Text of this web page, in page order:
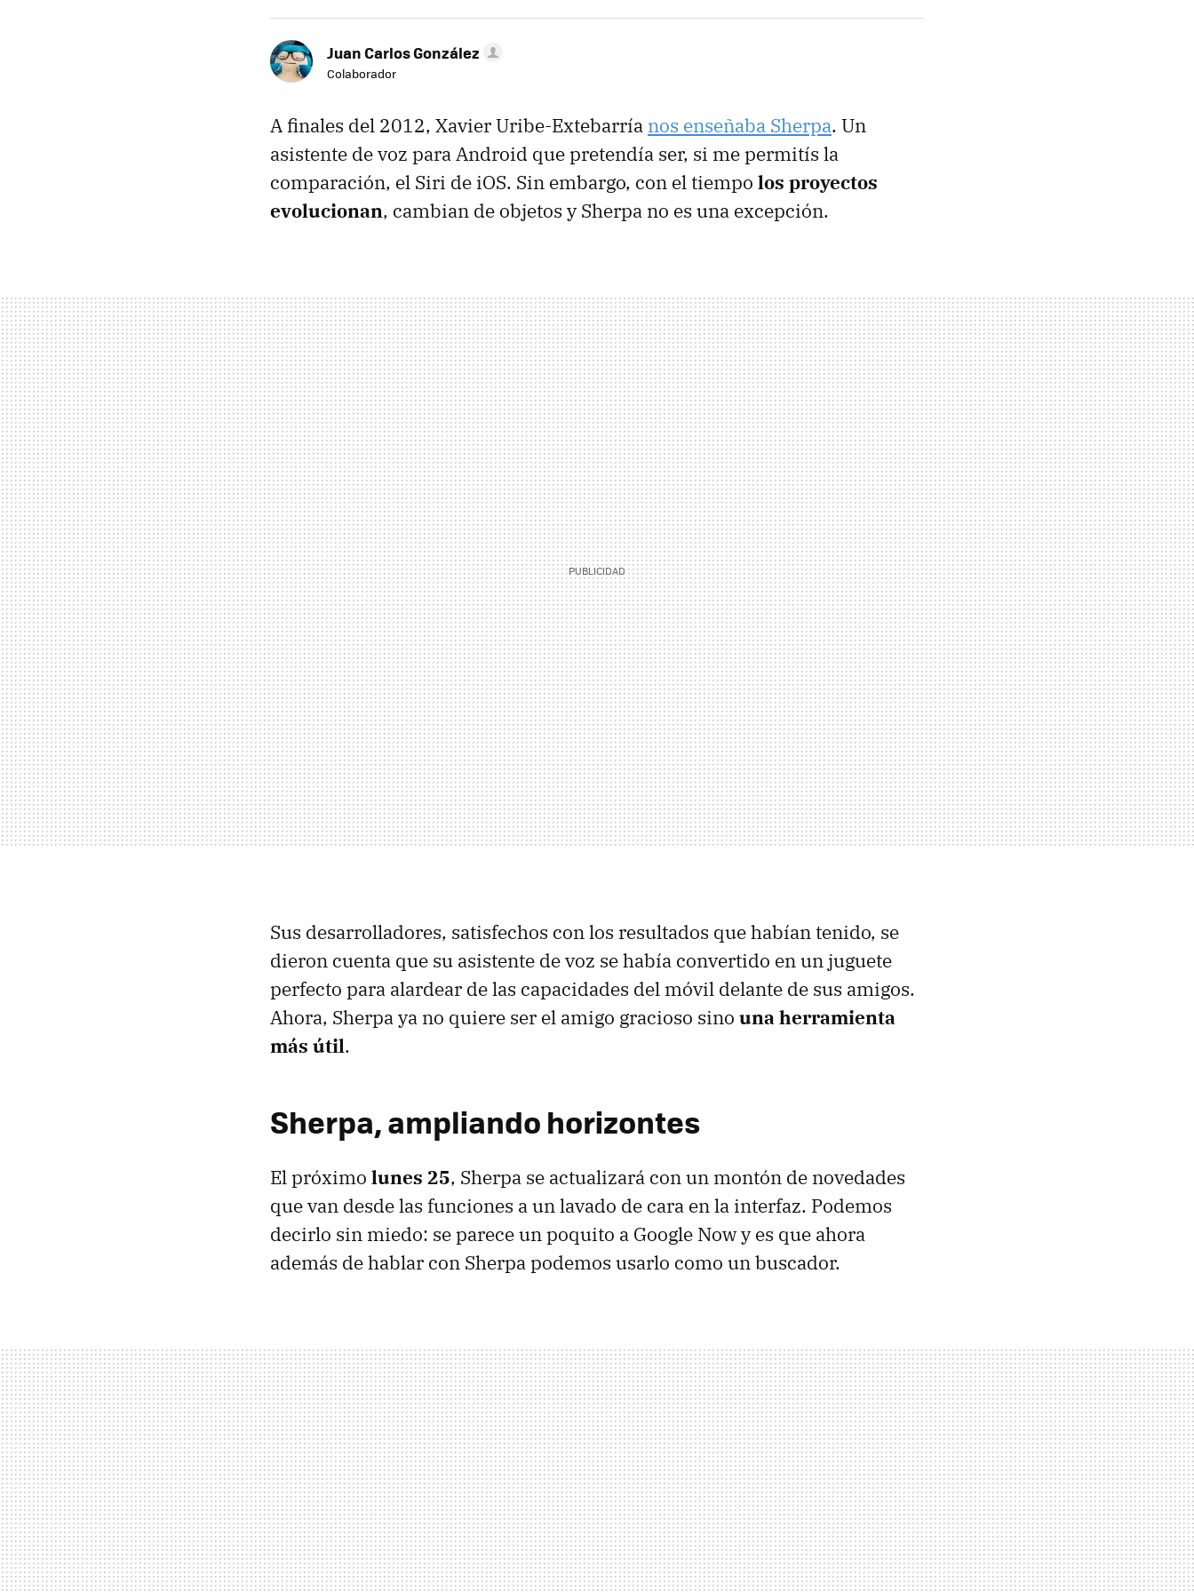
Juan Carlos González
Colaborador
A finales del 2012, Xavier Uribe-Extebarría nos enseñaba Sherpa. Un
asistente de voz para Android que pretendía ser, si me permitís la
comparación, el Siri de iOS. Sin embargo, con el tiempo los proyectos
evolucionan, cambian de objetos y Sherpa no es una excepción.
Sus desarrolladores, satisfechos con los resultados que habían tenido, se
dieron cuenta que su asistente de voz se había convertido en un juguete
perfecto para alardear de las capacidades del móvil delante de sus amigos.
Ahora, Sherpa ya no quiere ser el amigo gracioso sino una herramienta
más útil.
Sherpa, ampliando horizontes
El próximo lunes 25, Sherpa se actualizará con un montón de novedades
que van desde las funciones a un lavado de cara en la interfaz. Podemos
decirlo sin miedo: se parece un poquito a Google Now y es que ahora
además de hablar con Sherpa podemos usarlo como un buscador.